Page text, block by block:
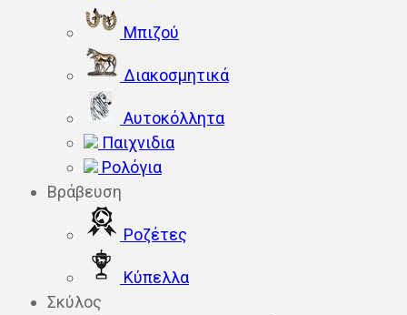
Μπιζού
Διακοσμητικά
Αυτοκόλλητα
Παιχνιδια
Ρολόγια
Βράβευση
Ροζέτες
Κύπελλα
Σκύλος